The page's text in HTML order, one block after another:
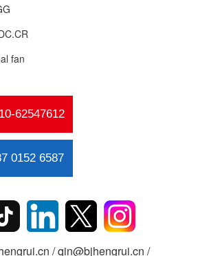
fan
62547612
0152 6587
/ qin@bjhengrui.cn /